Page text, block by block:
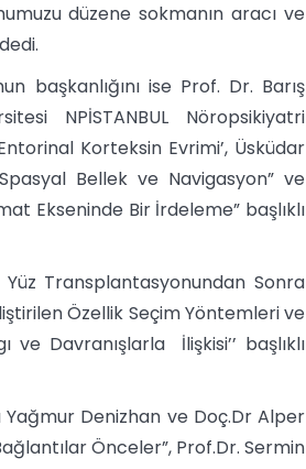
düzene sokmanın aracı ve
başkanlığını ise Prof. Dr. Barış
NPİSTANBUL Nöropsikiyatri
Korteksin Evrimi’, Üsküdar
Bellek ve Navigasyon” ve
Ekseninde Bir İrdeleme” başlıklı
Transplantasyonundan Sonra
Özellik Seçim Yöntemleri ve
ve Davranışlarla İlişkisi’’ başlıklı
Yağmur Denizhan ve Doç.Dr Alper
Önceler”, Prof.Dr. Sermin